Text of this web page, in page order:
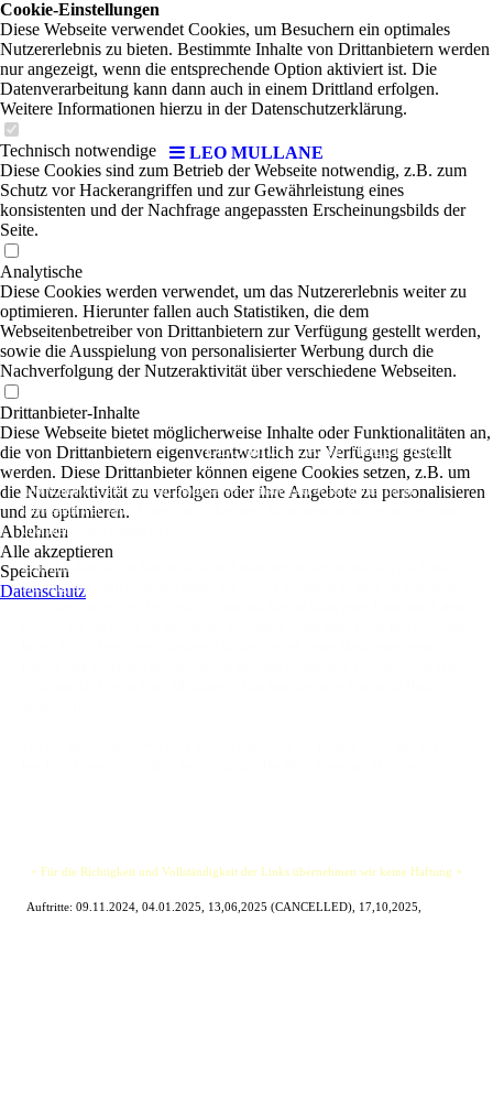
LEO MULLANE
LEO MULLANE | Reggae-Rock
Leo Mullane ist ein wahrhaft progressiver Künstler, der schon immer daran
interessiert war, seine Gitarre durch alternative Stimmungen zu erforschen und neue
und interessante Klänge zu schaffen.
Leos charakteristische Stimme ist voller Emotionen auf die sanfteste Art und Weise.
Das zeigt sich auch in seinen Liedern, die sowohl die dunkle als auch die helle Seite
+ Für die Richtigkeit und Vollständigkeit der Links übernehmen wir keine Haftung +
Auftritte: 09.11.2024, 04.01.2025, 13,06,2025 (CANCELLED), 17,10,2025,
Cookie-Einstellungen
Diese Webseite verwendet Cookies, um Besuchern ein optimales
Nutzererlebnis zu bieten. Bestimmte Inhalte von Drittanbietern werden
nur angezeigt, wenn die entsprechende Option aktiviert ist. Die
Datenverarbeitung kann dann auch in einem Drittland erfolgen.
Weitere Informationen hierzu in der Datenschutzerklärung.
Technisch notwendige
Diese Cookies sind zum Betrieb der Webseite notwendig, z.B. zum
Schutz vor Hackerangriffen und zur Gewährleistung eines
konsistenten und der Nachfrage angepassten Erscheinungsbilds der
Seite.
Analytische
Diese Cookies werden verwendet, um das Nutzererlebnis weiter zu
optimieren. Hierunter fallen auch Statistiken, die dem
Webseitenbetreiber von Drittanbietern zur Verfügung gestellt werden,
sowie die Ausspielung von personalisierter Werbung durch die
Nachverfolgung der Nutzeraktivität über verschiedene Webseiten.
Drittanbieter-Inhalte
Diese Webseite bietet möglicherweise Inhalte oder Funktionalitäten an,
die von Drittanbietern eigenverantwortlich zur Verfügung gestellt
werden. Diese Drittanbieter können eigene Cookies setzen, z.B. um
die Nutzeraktivität zu verfolgen oder ihre Angebote zu personalisieren
und zu optimieren.
Ablehnen
Alle akzeptieren
Speichern
Datenschutz